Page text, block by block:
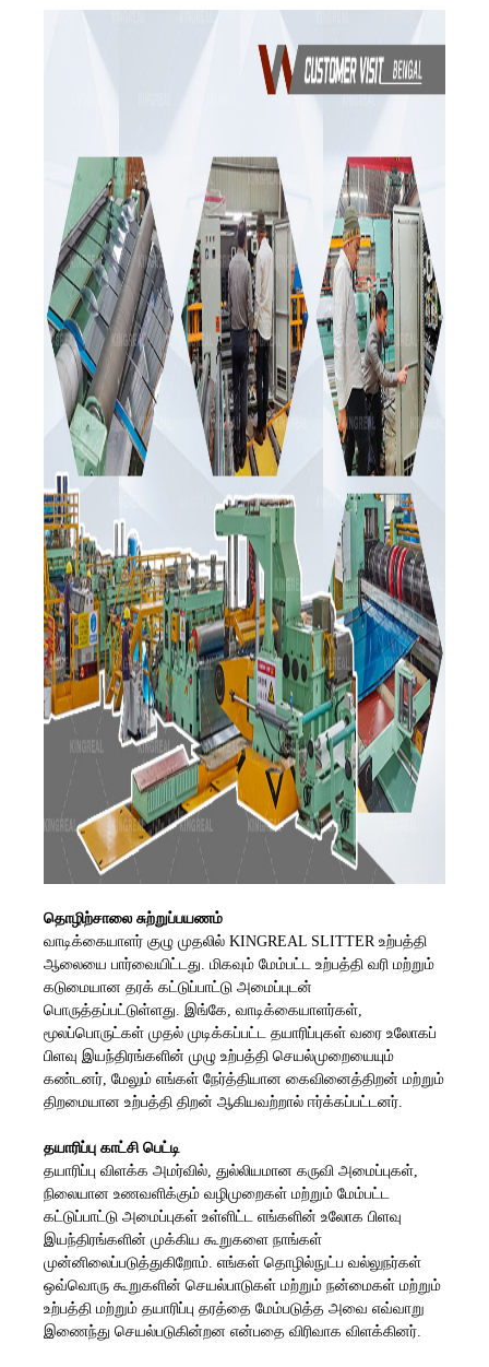
தொழிற்சாலை சுற்றுப்பயணம்
வாடிக்கையாளர் குழு முதலில் KINGREAL SLITTER உற்பத்தி
ஆலையை பார்வையிட்டது. மிகவும் மேம்பட்ட உற்பத்தி வரி மற்றும்
கடுமையான தரக் கட்டுப்பாட்டு அமைப்புடன்
பொருத்தப்பட்டுள்ளது. இங்கே, வாடிக்கையாளர்கள்,
மூலப்பொருட்கள் முதல் முடிக்கப்பட்ட தயாரிப்புகள் வரை உலோகப்
பிளவு இயந்திரங்களின் முழு உற்பத்தி செயல்முறையையும்
கண்டனர், மேலும் எங்கள் நேர்த்தியான கைவினைத்திறன் மற்றும்
திறமையான உற்பத்தி திறன் ஆகியவற்றால் ஈர்க்கப்பட்டனர்.
தயாரிப்பு காட்சி பெட்டி
தயாரிப்பு விளக்க அமர்வில், துல்லியமான கருவி அமைப்புகள்,
நிலையான உணவளிக்கும் வழிமுறைகள் மற்றும் மேம்பட்ட
கட்டுப்பாட்டு அமைப்புகள் உள்ளிட்ட எங்களின் உலோக பிளவு
இயந்திரங்களின் முக்கிய கூறுகளை நாங்கள்
முன்னிலைப்படுத்துகிறோம். எங்கள் தொழில்நுட்ப வல்லுநர்கள்
ஒவ்வொரு கூறுகளின் செயல்பாடுகள் மற்றும் நன்மைகள் மற்றும்
உற்பத்தி மற்றும் தயாரிப்பு தரத்தை மேம்படுத்த அவை எவ்வாறு
இணைந்து செயல்படுகின்றன என்பதை விரிவாக விளக்கினர்.